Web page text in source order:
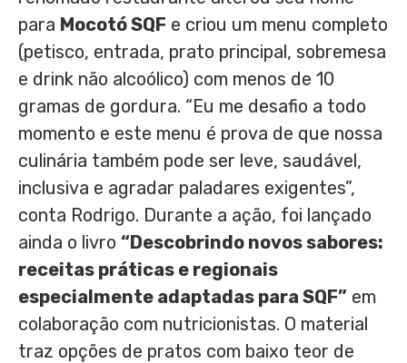
para Mocotó SQF e criou um menu completo
(petisco, entrada, prato principal, sobremesa
e drink não alcoólico) com menos de 10
gramas de gordura. “Eu me desafio a todo
momento e este menu é prova de que nossa
culinária também pode ser leve, saudável,
inclusiva e agradar paladares exigentes”,
conta Rodrigo. Durante a ação, foi lançado
ainda o livro “Descobrindo novos sabores:
receitas práticas e regionais
especialmente adaptadas para SQF” em
colaboração com nutricionistas. O material
traz opções de pratos com baixo teor de